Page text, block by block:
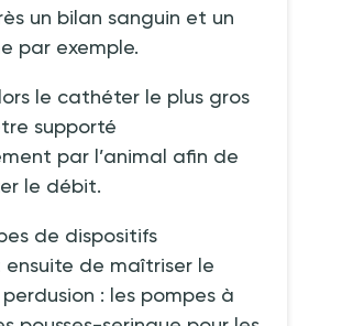
un bilan sanguin et un
par exemple.
le cathéter le plus gros
supporté
par l’animal afin de
le débit.
de dispositifs
de maîtriser le
: les pompes à